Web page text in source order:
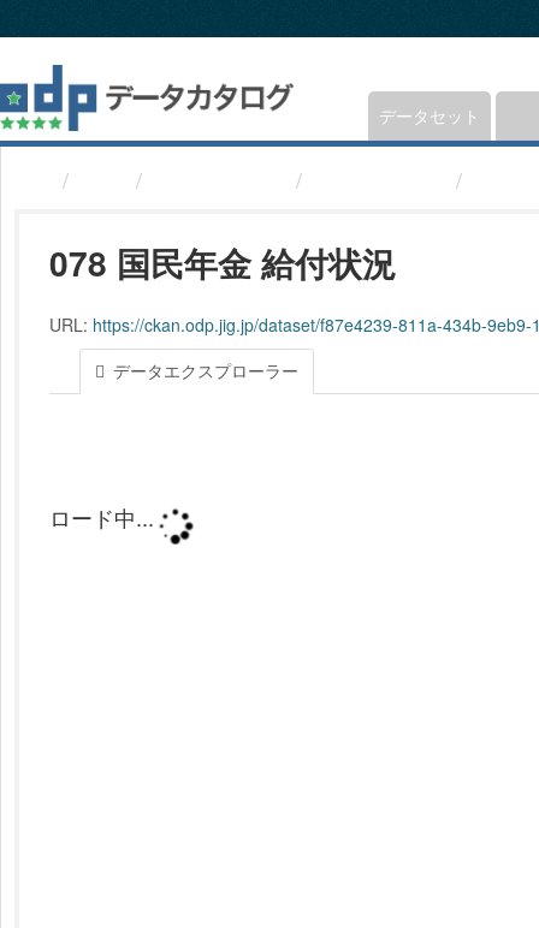
キ
プ
し
て
データセット
078 国民年金 給付状況
URL: https://ckan.odp.jig.jp/dataset/f87e4239-811a-434b-9eb9-
データエクスプローラー